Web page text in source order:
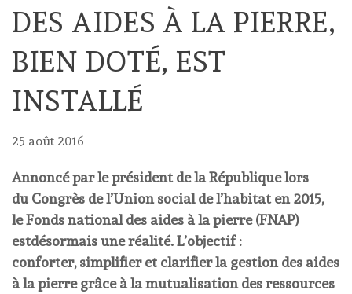
DES AIDES À LA PIERRE,
BIEN DOTÉ, EST
INSTALLÉ
25 août 2016
Annoncé par le président de la République lors
du Congrès de l’Union social de l’habitat en 2015,
le Fonds national des aides à la pierre (FNAP)
estdésormais une réalité. L’objectif :
conforter, simplifier et clarifier la gestion des aides
à la pierre grâce à la mutualisation des ressources